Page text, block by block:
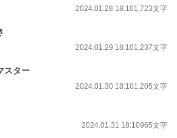
2024.01.28 18:101,723文字
2024.01.29 18:101,237文字
スター
2024.01.30 18:101,205文字
2024.01.31 18:10965文字